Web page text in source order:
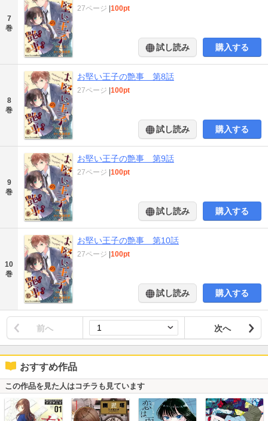
7
巻
27ページ |100pt
試し読み 購入する
8
巻
お堅い王子の艶事 第8話
27ページ |100pt
試し読み 購入する
9
巻
お堅い王子の艶事 第9話
27ページ |100pt
試し読み 購入する
10
巻
お堅い王子の艶事 第10話
27ページ |100pt
試し読み 購入する
前へ 次へ
おすすめ作品
この作品を見た人はコチラも見ています